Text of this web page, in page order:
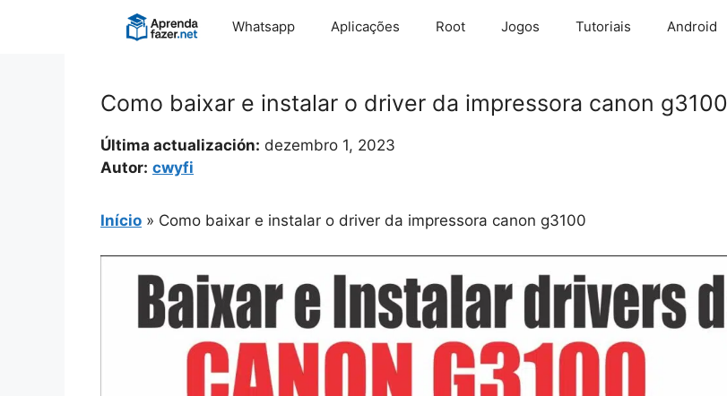
Whatsapp Aplicações Root Jogos Tutoriais Android
Como baixar e instalar o driver da impressora canon g3100
Última actualización: dezembro 1, 2023
Autor: cwyfi
Início » Como baixar e instalar o driver da impressora canon g3100